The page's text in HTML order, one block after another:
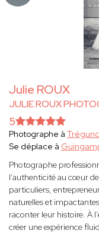
Julie ROUX
JULIE ROUX
5
Photographe à
Se déplace à
Photographe
l’authenticité au cœur
particuliers,
naturelles et
raconter leur histoire. À
créer une expérience